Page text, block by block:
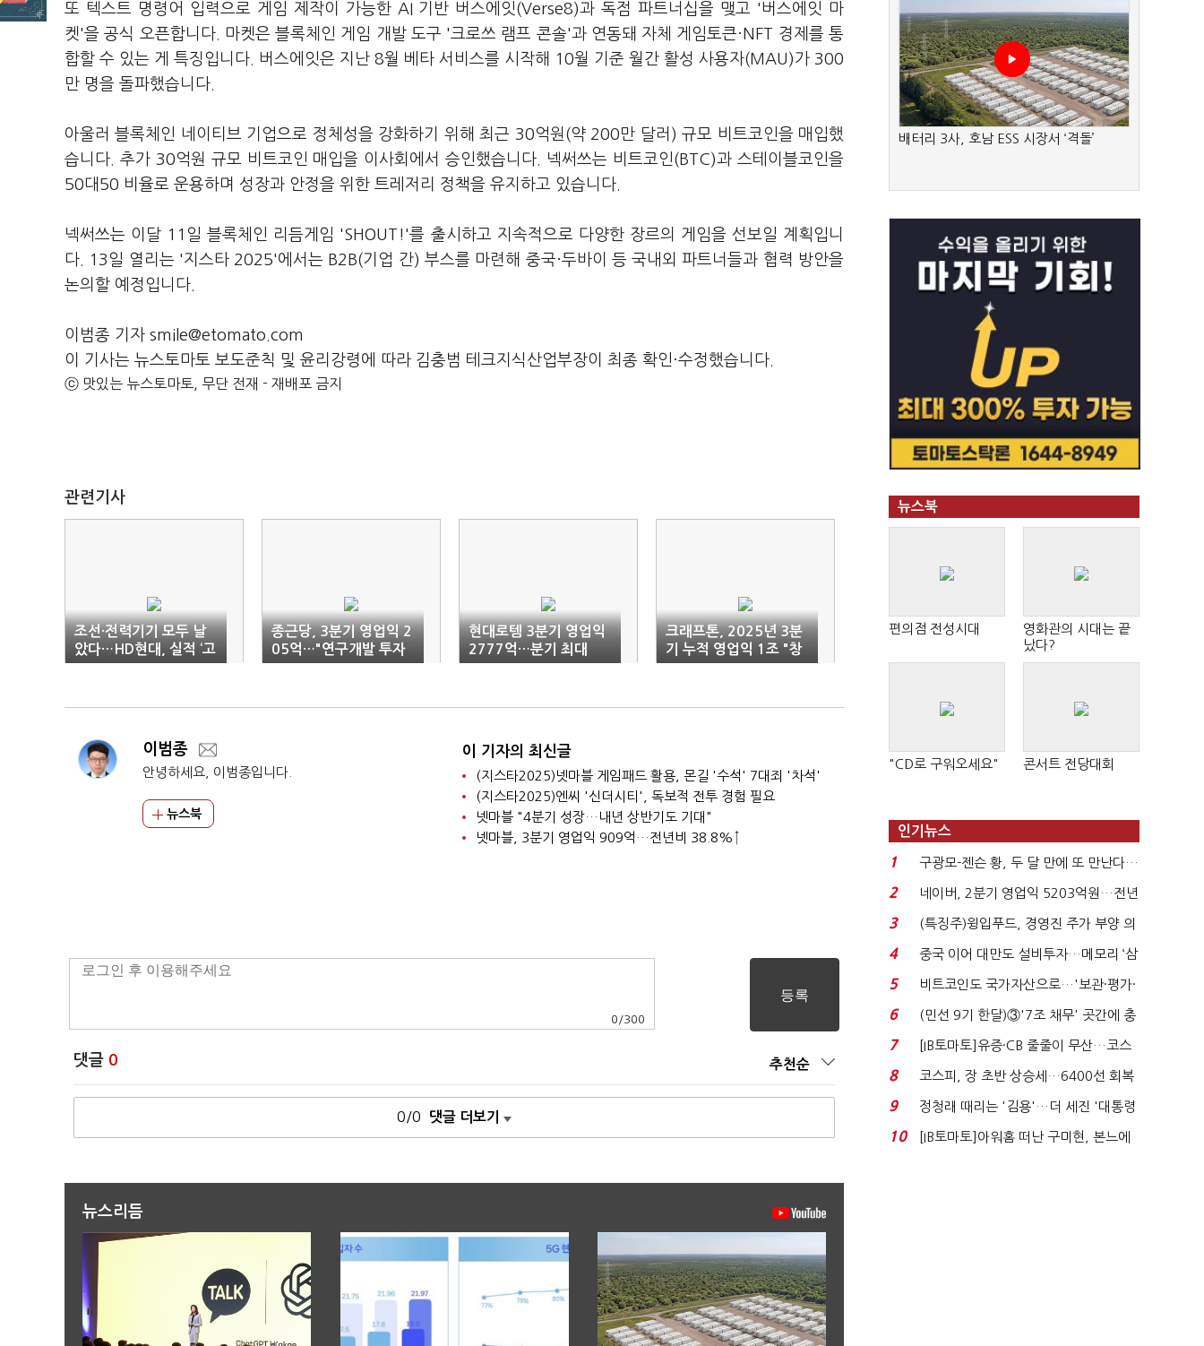
또 텍스트 명령어 입력으로 게임 제작이 가능한 AI 기반 버스에잇(Verse8)과 독점 파트너십을 맺고 '버스에잇 마
켓'을 공식 오픈합니다. 마켓은 블록체인 게임 개발 도구 '크로쓰 램프 콘솔'과 연동돼 자체 게임토큰·NFT 경제를 통
합할 수 있는 게 특징입니다. 버스에잇은 지난 8월 베타 서비스를 시작해 10월 기준 월간 활성 사용자(MAU)가 300
만 명을 돌파했습니다.
아울러 블록체인 네이티브 기업으로 정체성을 강화하기 위해 최근 30억원(약 200만 달러) 규모 비트코인을 매입했
습니다. 추가 30억원 규모 비트코인 매입을 이사회에서 승인했습니다. 넥써쓰는 비트코인(BTC)과 스테이블코인을
50대50 비율로 운용하며 성장과 안정을 위한 트레저리 정책을 유지하고 있습니다.
넥써쓰는 이달 11일 블록체인 리듬게임 'SHOUT!'를 출시하고 지속적으로 다양한 장르의 게임을 선보일 계획입니
다. 13일 열리는 '지스타 2025'에서는 B2B(기업 간) 부스를 마련해 중국·두바이 등 국내외 파트너들과 협력 방안을
논의할 예정입니다.
이범종 기자 smile@etomato.com
이 기사는 뉴스토마토 보도준칙 및 윤리강령에 따라 김충범 테크지식산업부장이 최종 확인·수정했습니다.
ⓒ 맛있는 뉴스토마토, 무단 전재 - 재배포 금지
관련기사
조선·전력기기 모두 날
았다…HD현대, 실적 ‘고
공행진’
종근당, 3분기 영업익 2
05억…"연구개발 투자
영향"
현대로템 3분기 영업익
2777억…분기 최대
크래프톤, 2025년 3분
기 누적 영업익 1조 "창
사 최초"
이범종
안녕하세요, 이범종입니다.
뉴스북
이 기자의 최신글
(지스타2025)넷마블 게임패드 활용, 몬길 '수석' 7대죄 '차석'
(지스타2025)엔씨 '신더시티', 독보적 전투 경험 필요
넷마블 "4분기 성장…내년 상반기도 기대"
넷마블, 3분기 영업익 909억…전년비 38.8%↑
0 /300
댓글 0 추천순
0/0 댓글 더보기
뉴스리듬
배터리 3사, 호남 ESS 시장서 ‘격돌’
뉴스북
편의점 전성시대
영화관의 시대는 끝
났다?
"CD로 구워오세요" 콘서트 전당대회
인기뉴스
1
구광모-젠슨 황, 두 달 만에 또 만난다…
로봇·AI 등 논...
2
네이버, 2분기 영업익 5203억원…전년
비 0.2% 감소...
3
(특징주)윙입푸드, 경영진 주가 부양 의
지에 상한가...
4
중국 이어 대만도 설비투자…메모리 ‘삼
국전쟁’
5
비트코인도 국가자산으로…'보관·평가·
처분' 기준은 ...
6
(민선 9기 한달)③'7조 채무' 곳간에 충
격…추미애, 20년...
7
[IB토마토]유증·CB 줄줄이 무산…코스
닥 벌점 급증에 ...
8
코스피, 장 초반 상승세…6400선 회복
시도
9
정청래 때리는 '김용'…더 세진 '대통령
최측근' 입...
10
[IB토마토]아워홈 떠난 구미현, 본느에